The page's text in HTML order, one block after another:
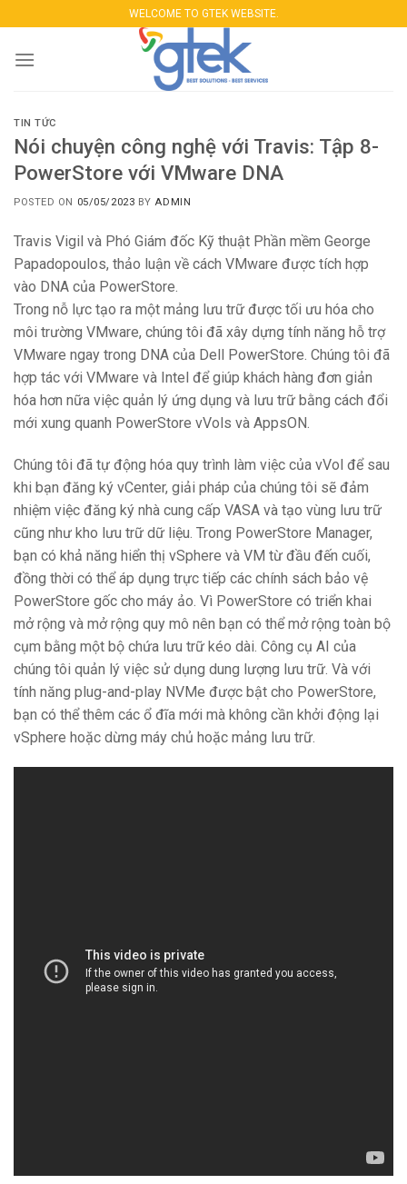
content
WELCOME TO GTEK WEBSITE.
TIN TỨC
Nói chuyện công nghệ với Travis: Tập 8-
PowerStore với VMware DNA
POSTED ON 05/05/2023 BYADMIN
Travis Vigil và Phó Giám đốc Kỹ thuật Phần mềm George
Papadopoulos, thảo luận về cách VMware được tích hợp
vào DNA của PowerStore.
Trong nỗ lực tạo ra một mảng lưu trữ được tối ưu hóa cho
môi trường VMware, chúng tôi đã xây dựng tính năng hỗ trợ
VMware ngay trong DNA của Dell PowerStore. Chúng tôi đã
hợp tác với VMware và Intel để giúp khách hàng đơn giản
hóa hơn nữa việc quản lý ứng dụng và lưu trữ bằng cách đổi
mới xung quanh PowerStore vVols và AppsON.
Chúng tôi đã tự động hóa quy trình làm việc của vVol để sau
khi bạn đăng ký vCenter, giải pháp của chúng tôi sẽ đảm
nhiệm việc đăng ký nhà cung cấp VASA và tạo vùng lưu trữ
cũng như kho lưu trữ dữ liệu. Trong PowerStore Manager,
bạn có khả năng hiển thị vSphere và VM từ đầu đến cuối,
đồng thời có thể áp dụng trực tiếp các chính sách bảo vệ
PowerStore gốc cho máy ảo. Vì PowerStore có triển khai
mở rộng và mở rộng quy mô nên bạn có thể mở rộng toàn bộ
cụm bằng một bộ chứa lưu trữ kéo dài. Công cụ AI của
chúng tôi quản lý việc sử dụng dung lượng lưu trữ. Và với
tính năng plug-and-play NVMe được bật cho PowerStore,
bạn có thể thêm các ổ đĩa mới mà không cần khởi động lại
vSphere hoặc dừng máy chủ hoặc mảng lưu trữ.